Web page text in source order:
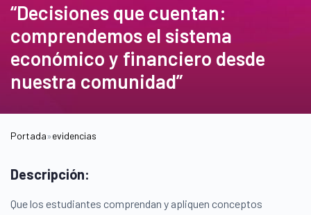
“Decisiones que cuentan:
comprendemos el sistema
económico y financiero desde
nuestra comunidad”
Portada»evidencias
Descripción:
Que los estudiantes comprendan y apliquen conceptos